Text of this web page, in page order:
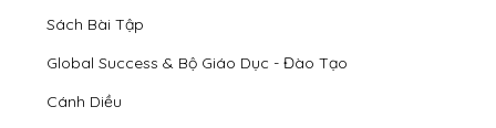
Sách Bài Tập
Global Success & Bộ Giáo Dục - Đào Tạo
Cánh Diều